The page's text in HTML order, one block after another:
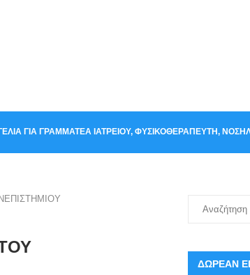
ΓΙΑ ΓΡΑΜΜΑΤΈΑ ΙΑΤΡΕΊΟΥ, ΦΥΣΙΚΟΘΕΡΑΠΕΥΤΉ,
ΔΩΡΕΑΝ